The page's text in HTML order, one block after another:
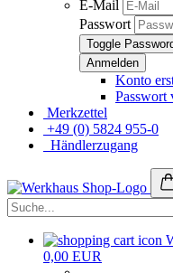
E-Mail
Passwort
Toggle
Konto
Passwort
Merkzettel
+49 (0) 5824 955-0
Händlerzugang
0,00 EUR